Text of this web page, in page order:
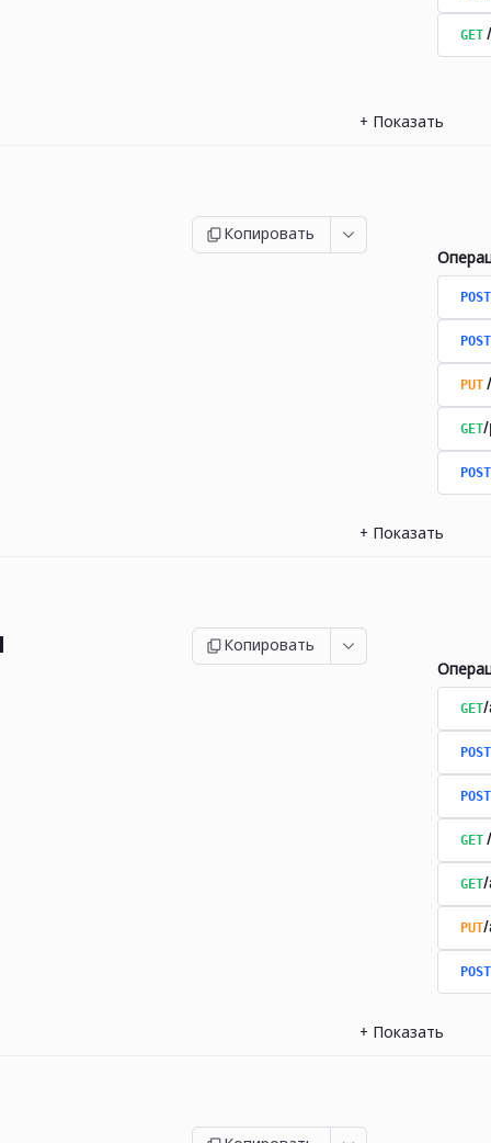
GET
+ Показать
Копировать
POST
POST
PUT
GET/
POST
+ Показать
Копировать
GET/
POST
POST
GET
GET/
PUT/
POST
+ Показать